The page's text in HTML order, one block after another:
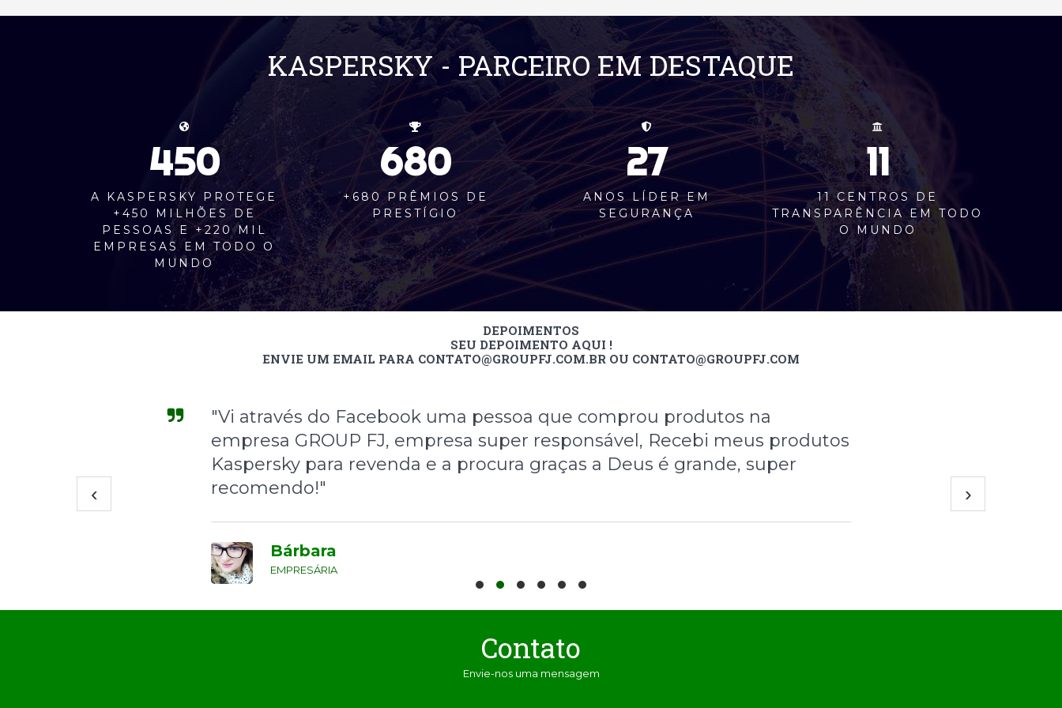
KASPERSKY - PARCEIRO EM DESTAQUE
450
A KASPERSKY PROTEGE
+450 MILHÕES DE
PESSOAS E +220 MIL
EMPRESAS EM TODO O
MUNDO
680
+680 PRÊMIOS DE
PRESTÍGIO
27
ANOS LÍDER EM
SEGURANÇA
11
11 CENTROS DE
TRANSPARÊNCIA EM TODO
O MUNDO
DEPOIMENTOS
SEU DEPOIMENTO AQUI !
ENVIE UM EMAIL PARA CONTATO@GROUPFJ.COM.BR OU CONTATO@GROUPFJ.COM
"Vi através do Facebook uma pessoa que comprou produtos na
empresa GROUP FJ, empresa super responsável, Recebi meus produtos
Kaspersky para revenda e a procura graças a Deus é grande, super
recomendo!"
Bárbara
EMPRESÁRIA
‹ ›
Contato
Envie-nos uma mensagem